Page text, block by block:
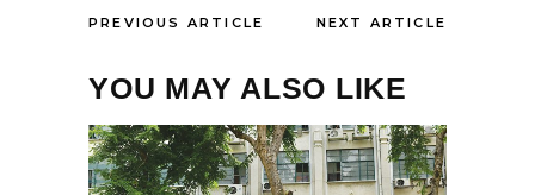
PREVIOUS ARTICLE NEXT ARTICLE
YOU MAY ALSO LIKE